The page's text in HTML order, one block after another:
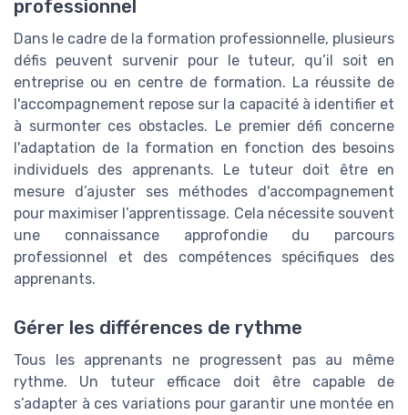
professionnel
Dans le cadre de la formation professionnelle, plusieurs
défis peuvent survenir pour le tuteur, qu’il soit en
entreprise ou en centre de formation. La réussite de
l'accompagnement repose sur la capacité à identifier et
à surmonter ces obstacles. Le premier défi concerne
l'adaptation de la formation en fonction des besoins
individuels des apprenants. Le tuteur doit être en
mesure d’ajuster ses méthodes d'accompagnement
pour maximiser l’apprentissage. Cela nécessite souvent
une connaissance approfondie du parcours
professionnel et des compétences spécifiques des
apprenants.
Gérer les différences de rythme
Tous les apprenants ne progressent pas au même
rythme. Un tuteur efficace doit être capable de
s’adapter à ces variations pour garantir une montée en